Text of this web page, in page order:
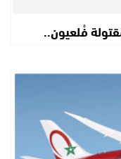
فْلعيون..